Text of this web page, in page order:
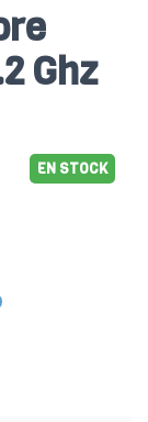
Ghz
EN STOCK